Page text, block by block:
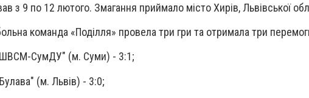
з 9 по 12 лютого. Змагання приймало місто Хирів, Львівської
команда «Поділля» провела три гри та отримала три
СумДУ" (м. Суми) - 3:1;
(м. Львів) - 3:0;